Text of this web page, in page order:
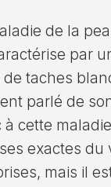
de la
par
taches
parlé de
cette
exactes
mais il